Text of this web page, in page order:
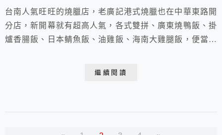
台南人氣旺旺的燒臘店，老廣記港式燒臘也在中華東路開
分店，新開幕就有超高人氣，各式雙拼、廣東燒鴨飯、掛
爐香腸飯、日本鲭魚飯、油雞飯、海南大雞腿飯，便當分
繼續閱讀